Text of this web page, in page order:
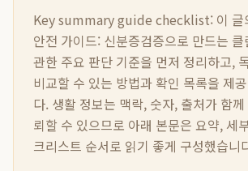
Key summary guide checklist: 이 글
안전 가이드: 신분증검증으로 만드는 클
관한 주요 판단 기준을 먼저 정리하고,
비교할 수 있는 방법과 확인 목록을 제
다. 생활 정보는 맥락, 숫자, 출처가 함
뢰할 수 있으므로 아래 본문은 요약, 세
크리스트 순서로 읽기 좋게 구성했습니